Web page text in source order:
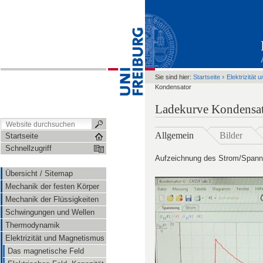
Startseite
Schnellzugriff
Übersicht / Sitemap
Mechanik der festen Körper
Mechanik der Flüssigkeiten
Schwingungen und Wellen
Thermodynamik
Elektrizität und Magnetismus
Das magnetische Feld
Sie sind hier: Startseite › Elektrizität
Kondensator
Ladekurve
Allgemein Bilder
Aufzeichnung des Strom/